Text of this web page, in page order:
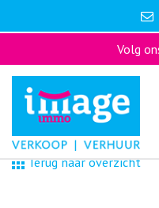
Volg
Terug naar overzicht